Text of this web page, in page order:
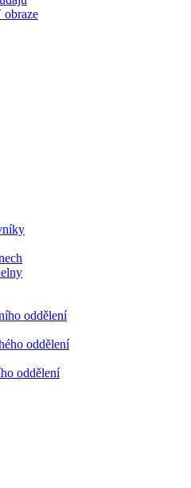
oddělení
oddělení
oddělení